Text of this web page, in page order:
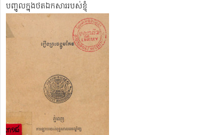
បញ្ចូលក្នុងថតឯកសាររបស់ខ្ញុំ